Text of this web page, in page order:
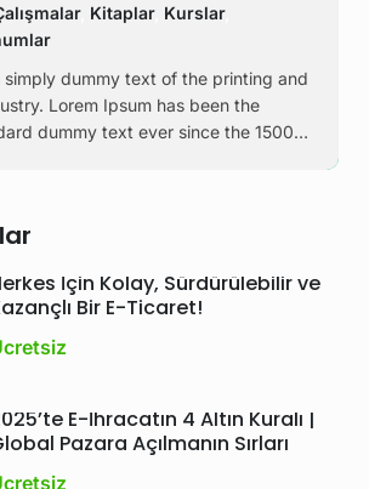
, Kitaplar, Kurslar,
simply dummy text of the printing and
Lorem Ipsum has been the
dummy text ever since the 1500s,
İçin Kolay, Sürdürülebilir ve
Bir E-Ticaret!
E-İhracatın 4 Altın Kuralı |
Pazara Açılmanın Sırları